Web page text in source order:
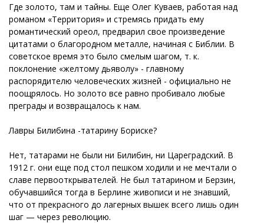
Где золото, там и тайны. Еще Олег Куваев, работая над
романом «Территория» и стремясь придать ему
романтический ореол, предварил свое произведение
цитатами о благородном металле, начиная с Библии. В
советское время это было смелым шагом, т. к.
поклонение «желтому дьяволу» - главному
распорядителю человеческих жизней - официально не
поощрялось. Но золото все равно пробивало любые
преграды и возвращалось к нам.
Лавры Билибина -татарину Бориске?
Нет, татарами не были ни Билибин, ни Цареградский. В
1912 г. они еще под стол пешком ходили и не мечтали о
славе первооткрывателей. Не был татарином и Берзин,
обучавшийся тогда в Берлине живописи и не знавший,
что от прекрасного до лагерных вышек всего лишь один
шаг — через революцию.